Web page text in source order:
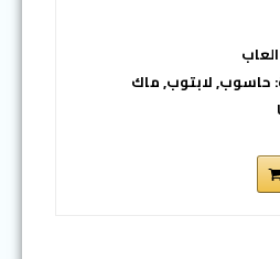
حاسوب, لابتوب, ماك